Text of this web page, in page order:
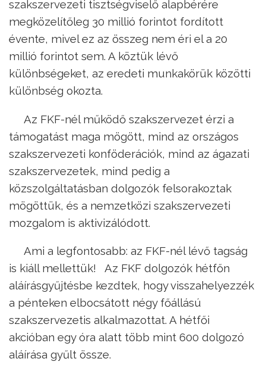
szakszervezeti tisztségviselő alapbérére
megközelítőleg 30 millió forintot fordított
évente, mivel ez az összeg nem éri el a 20
millió forintot sem. A köztük lévő
különbségeket, az eredeti munkakörük közötti
különbség okozta.
Az FKF-nél működő szakszervezet érzi a
támogatást maga mögött, mind az országos
szakszervezeti konföderációk, mind az ágazati
szakszervezetek, mind pedig a
közszolgáltatásban dolgozók felsorakoztak
mögöttük, és a nemzetközi szakszervezeti
mozgalom is aktivizálódott.
Ami a legfontosabb: az FKF-nél lévő tagság
is kiáll mellettük! Az FKF dolgozók hétfőn
aláírásgyűjtésbe kezdtek, hogy visszahelyezzék
a pénteken elbocsátott négy főállású
szakszervezetis alkalmazottat. A hétfői
akcióban egy óra alatt több mint 600 dolgozó
aláírása gyűlt össze.